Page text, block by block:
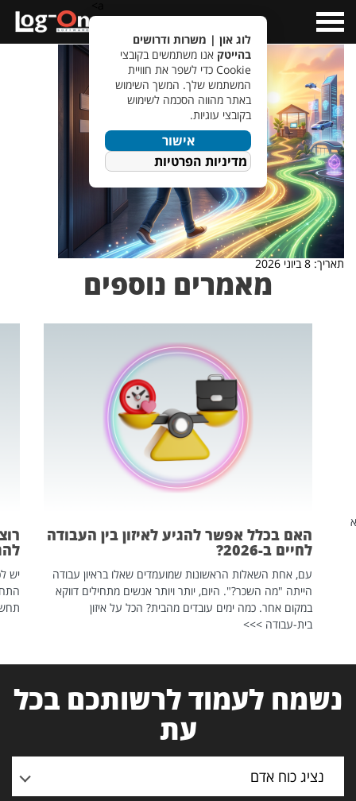
Menu
תאריך: 8 ביוני 2026
מאמרים נוספים
האם בכלל אפשר להגיע לאיזון בין העבודה
לחיים ב-2026?
עם, אחת השאלות הראשונות שמועמדים שאלו בראיון עבודה
הייתה "מה השכר?". היום, יותר ויותר אנשים מתחילים דווקא
במקום אחר. כמה ימים עובדים מהבית? הכל על איזון
בית-עבודה >>>
יש
נשמח לעמוד לרשותכם בכל
עת
נציג כוח אדם
לוג און | משרות ודרושים
בהייטק אנו משתמשים בקובצי
Cookie כדי לשפר את חוויית
המשתמש שלך. המשך השימוש
באתר מהווה הסכמה לשימוש
בקובצי עוגיות.
אישור
מדיניות הפרטיות